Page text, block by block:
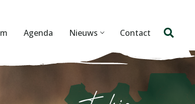
Agenda Nieuws Contact